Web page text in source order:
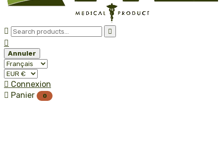
 

Annuler
 Connexion
 Panier 0